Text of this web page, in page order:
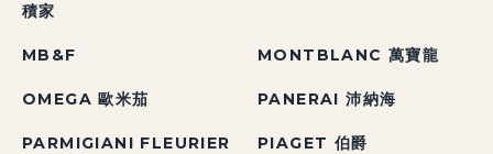
積家
MB&F MONTBLANC 萬寶龍
OMEGA 歐米茄 PANERAI 沛納海
PARMIGIANI FLEURIER
PIAGET 伯爵